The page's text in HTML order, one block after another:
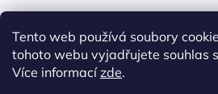
Tento web používá soubory
tohoto webu vyjadřujete souhlas
Více informacízde.
EAN
8595100180469